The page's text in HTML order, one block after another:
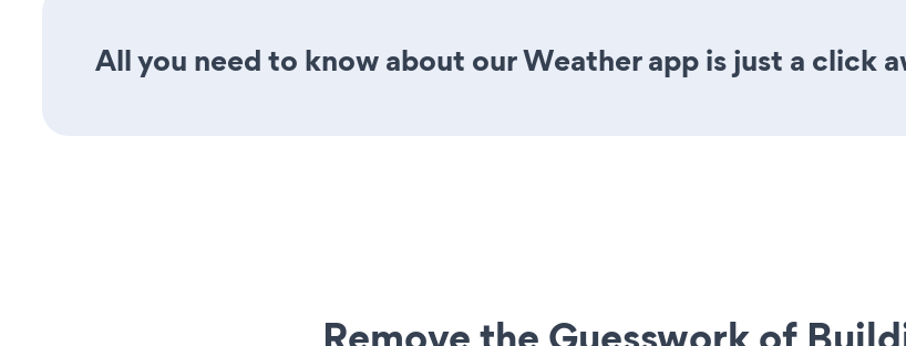
All you need to know about our Weather app is just a click